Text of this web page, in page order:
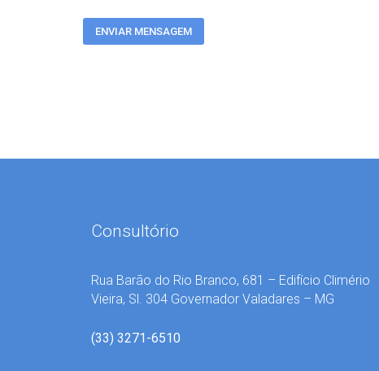
Consultório
Rua Barão do Rio Branco, 681 – Edifício Climério
Vieira, Sl. 304 Governador Valadares – MG
(33) 3271-6510